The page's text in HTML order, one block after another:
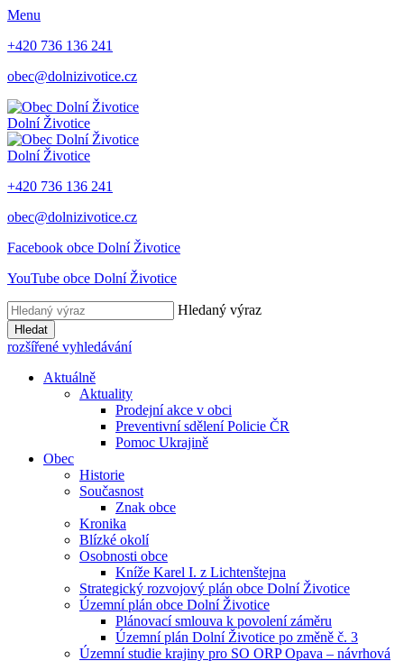
Menu
+420 736 136 241
obec@dolnizivotice.cz
Dolní Životice
Dolní Životice
+420 736 136 241
obec@dolnizivotice.cz
Facebook obce Dolní Životice
YouTube obce Dolní Životice
Hledaný výraz
Hledat
rozšířené vyhledávání
Aktuálně
Aktuality
Prodejní akce v obci
Preventivní sdělení Policie ČR
Pomoc Ukrajině
Obec
Historie
Současnost
Znak obce
Kronika
Blízké okolí
Osobnosti obce
Kníže Karel I. z Lichtenštejna
Strategický rozvojový plán obce Dolní Životice
Územní plán obce Dolní Životice
Plánovací smlouva k povolení záměru
Územní plán Dolní Životice po změně č. 3
Územní studie krajiny pro SO ORP Opava – návrhová